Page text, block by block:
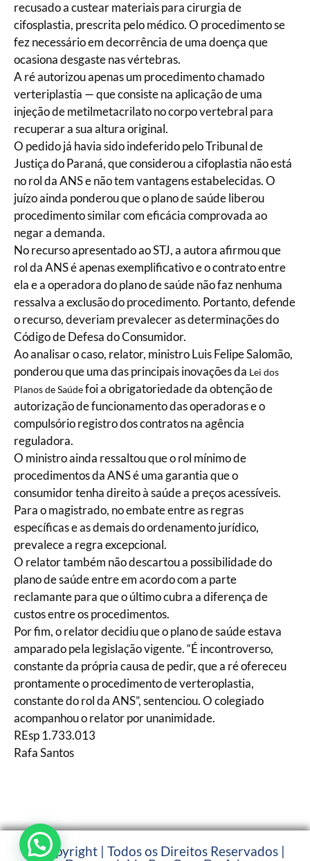
recusado a custear materiais para cirurgia de
cifosplastia, prescrita pelo médico. O procedimento se
fez necessário em decorrência de uma doença que
ocasiona desgaste nas vértebras.
A ré autorizou apenas um procedimento chamado
verteriplastia — que consiste na aplicação de uma
injeção de metilmetacrilato no corpo vertebral para
recuperar a sua altura original.
O pedido já havia sido indeferido pelo Tribunal de
Justiça do Paraná, que considerou a cifoplastia não está
no rol da ANS e não tem vantagens estabelecidas. O
juízo ainda ponderou que o plano de saúde liberou
procedimento similar com eficácia comprovada ao
negar a demanda.
No recurso apresentado ao STJ, a autora afirmou que
rol da ANS é apenas exemplificativo e o contrato entre
ela e a operadora do plano de saúde não faz nenhuma
ressalva a exclusão do procedimento. Portanto, defende
o recurso, deveriam prevalecer as determinações do
Código de Defesa do Consumidor.
Ao analisar o caso, relator, ministro Luis Felipe Salomão,
ponderou que uma das principais inovações da Lei dos
Planos de Saúdefoi a obrigatoriedade da obtenção de
autorização de funcionamento das operadoras e o
compulsório registro dos contratos na agência
reguladora.
O ministro ainda ressaltou que o rol mínimo de
procedimentos da ANS é uma garantia que o
consumidor tenha direito à saúde a preços acessíveis.
Para o magistrado, no embate entre as regras
específicas e as demais do ordenamento jurídico,
prevalece a regra excepcional.
O relator também não descartou a possibilidade do
plano de saúde entre em acordo com a parte
reclamante para que o último cubra a diferença de
custos entre os procedimentos.
Por fim, o relator decidiu que o plano de saúde estava
amparado pela legislação vigente. “É incontroverso,
constante da própria causa de pedir, que a ré ofereceu
prontamente o procedimento de verteroplastia,
constante do rol da ANS”, sentenciou. O colegiado
acompanhou o relator por unanimidade.
REsp 1.733.013
Rafa Santos
© Copyright | Todos os Direitos Reservados |